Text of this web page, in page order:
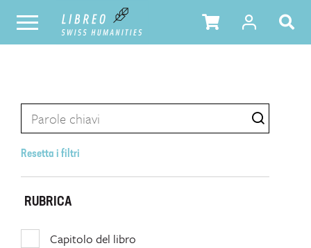
Resetta i filtri
RUBRICA
Capitolo del libro